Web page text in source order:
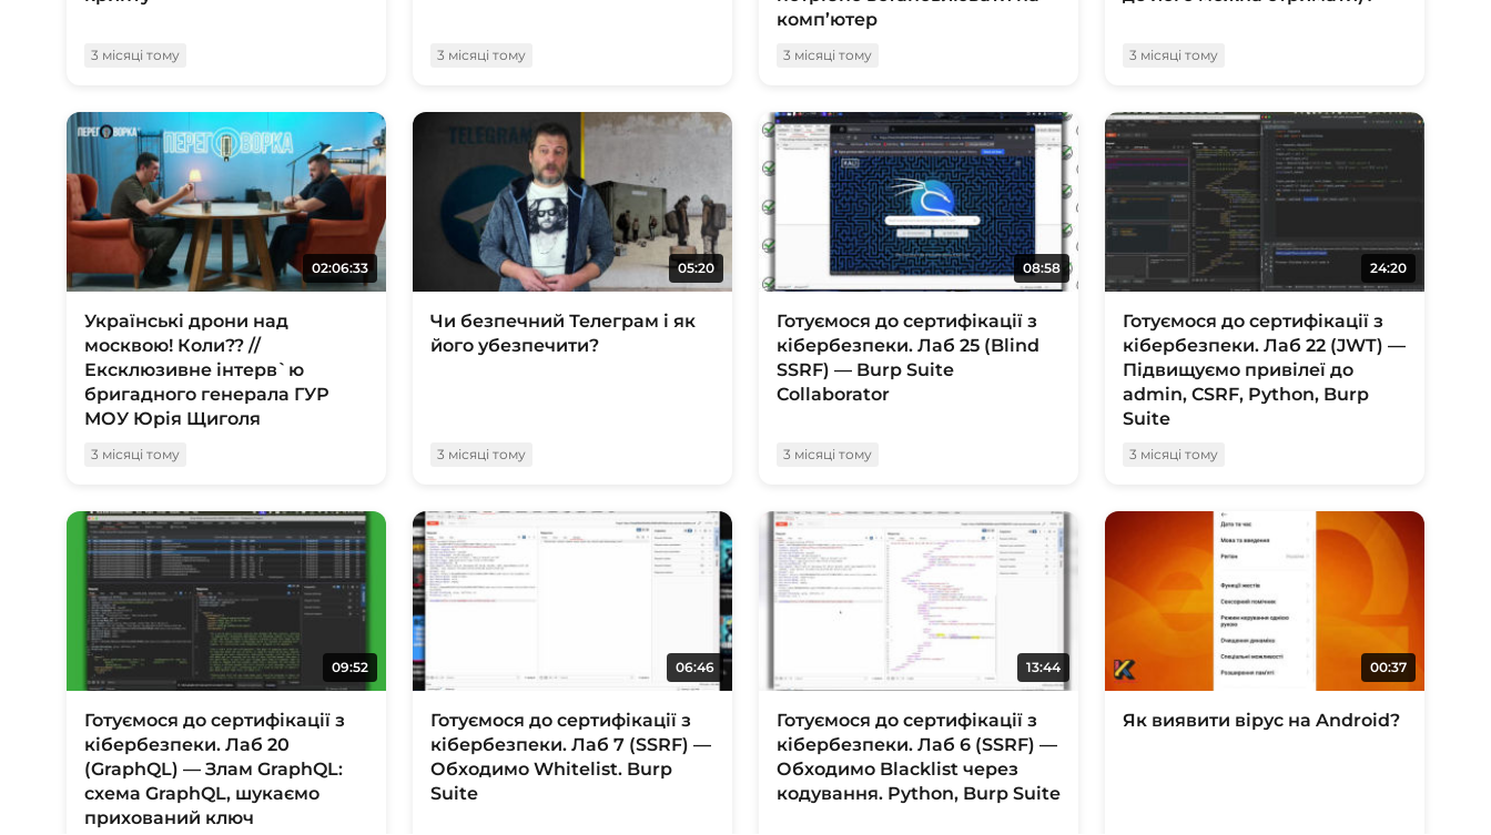
3 місяці тому 3 місяці тому
комп’ютер
3 місяці тому 3 місяці тому
02:06:33
Українські дрони над
москвою! Коли?? //
Ексклюзивне інтерв`ю
бригадного генерала ГУР
МОУ Юрія Щиголя
3 місяці тому
05:20
Чи безпечний Телеграм і як
його убезпечити?
3 місяці тому
08:58
Готуємося до сертифікації з
кібербезпеки. Лаб 25 (Blind
SSRF) — Burp Suite
Collaborator
3 місяці тому
24:20
Готуємося до сертифікації з
кібербезпеки. Лаб 22 (JWT) —
Підвищуємо привілеї до
admin, CSRF, Python, Burp
Suite
3 місяці тому
09:52
Готуємося до сертифікації з
кібербезпеки. Лаб 20
(GraphQL) — Злам GraphQL:
схема GraphQL, шукаємо
прихований ключ
06:46
Готуємося до сертифікації з
кібербезпеки. Лаб 7 (SSRF) —
Обходимо Whitelist. Burp
Suite
13:44
Готуємося до сертифікації з
кібербезпеки. Лаб 6 (SSRF) —
Обходимо Blacklist через
кодування. Python, Burp Suite
00:37
Як виявити вірус на Android?